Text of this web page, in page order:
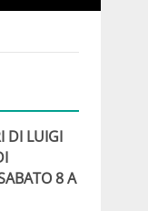
DI LUIGI
8 A